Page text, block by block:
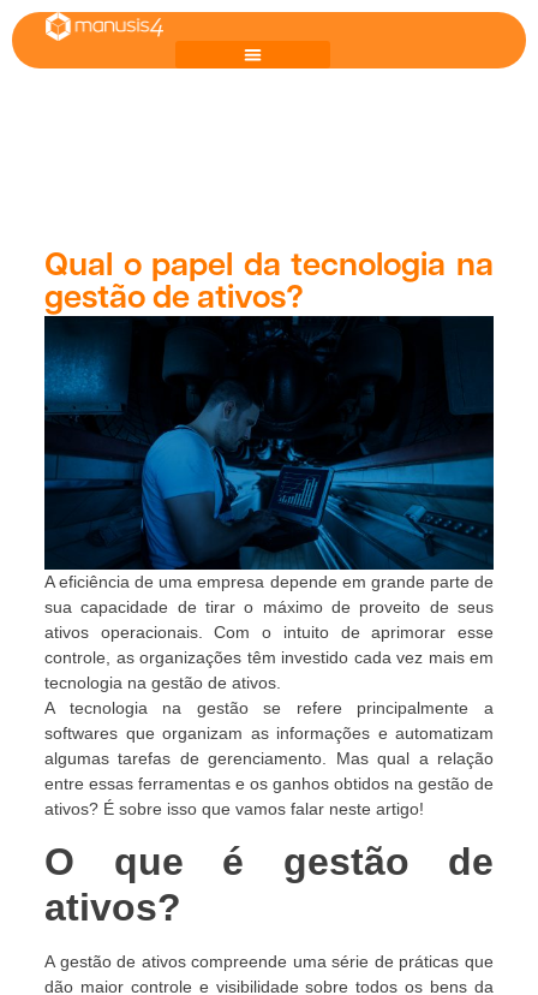
Qual o papel da tecnologia na
gestão de ativos?
A eficiência de uma empresa depende em grande parte de
sua capacidade de tirar o máximo de proveito de seus
ativos operacionais. Com o intuito de aprimorar esse
controle, as organizações têm investido cada vez mais em
tecnologia na gestão de ativos.
A tecnologia na gestão se refere principalmente a
softwares que organizam as informações e automatizam
algumas tarefas de gerenciamento. Mas qual a relação
entre essas ferramentas e os ganhos obtidos na gestão de
ativos? É sobre isso que vamos falar neste artigo!
O que é gestão de
ativos?
A gestão de ativos compreende uma série de práticas que
dão maior controle e visibilidade sobre todos os bens da